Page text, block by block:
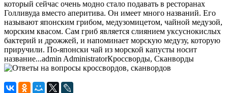
который сейчас очень модно стало подавать в ресторанах
Голливуда вместо аперитива. Он имеет много названий. Его
называют японским грибом, медузомицетом, чайной медузой,
морским квасом. Сам гриб является слиянием уксуснокислых
бактерий и дрожжей, и напоминает морскую медузу, которую
приручили. По-японски чай из морской капусты носит
название...admin AdministratorКроссворды, Сканворды